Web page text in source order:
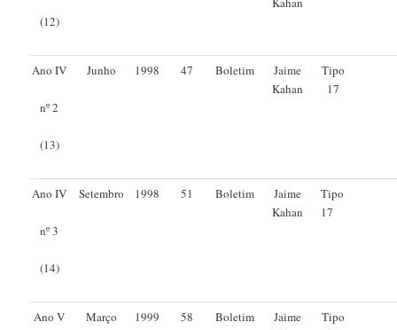
(12)
Ano IV
nº 2
(13)
Junho 1998 47 Boletim
Jaime
Kahan
Tipo
17
Ano IV
nº 3
(14)
Setembro 1998 51 Boletim
Jaime
Kahan
Tipo
17
Ano V Março 1999 58 Boletim
Jaime
Tipo